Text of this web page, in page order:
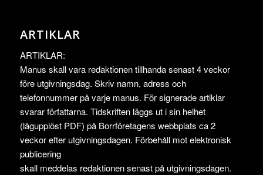
ARTIKLAR
ARTIKLAR:
Manus skall vara redaktionen tillhanda senast 4 veckor
före utgivningsdag. Skriv namn, adress och
telefonnummer på varje manus. För signerade artiklar
svarar författarna. Tidskriften läggs ut i sin helhet
(lågupplöst PDF) på Borrföretagens webbplats ca 2
veckor efter utgivningsdagen. Förbehåll mot elektronisk
publicering
skall meddelas redaktionen senast på utgivningsdagen.